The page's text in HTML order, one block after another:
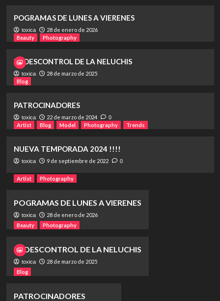
2
3
4
Artist Blog Model
NUEVA TEMPORADA 2024 !!!!
POGRAMAS DE LUNES A VIERENES
toxica
28 de enero de 2026
Beauty
Photography
EL DESCONTROL DE LA NELUCHIS
toxica
28 de marzo de 2025
Blog
PATROCINADORES
toxica 22 de marzo de 2024 0
Artist Blog Model Photography Trends
NUEVA TEMPORADA 2024 !!!!
toxica 9 de septiembre de 2022 0
Artist Photography
POGRAMAS DE LUNES A VIERENES
toxica
28 de enero de 2026
Beauty
Photography
EL DESCONTROL DE LA NELUCHIS
toxica
28 de marzo de 2025
Blog
PATROCINADORES